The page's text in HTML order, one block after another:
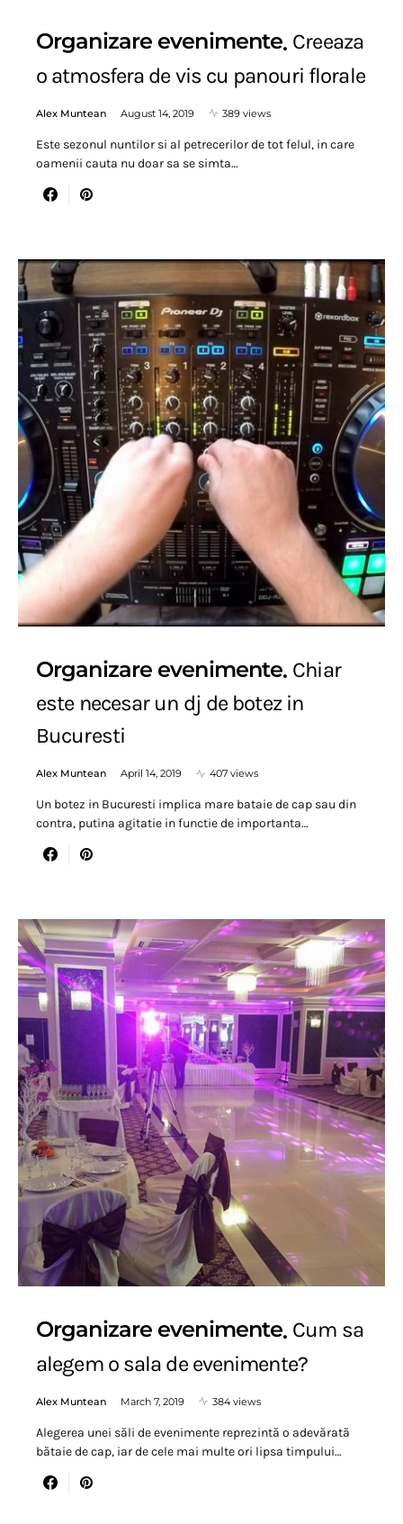
Organizare evenimente Creeaza
o atmosfera de vis cu panouri florale
Alex Muntean August 14, 2019 389 views
Este sezonul nuntilor si al petrecerilor de tot felul, in care
oamenii cauta nu doar sa se simta…
Organizare evenimente Chiar
este necesar un dj de botez in
Bucuresti
Alex Muntean April 14, 2019 407 views
Un botez in Bucuresti implica mare bataie de cap sau din
contra, putina agitatie in functie de importanta…
Organizare evenimente Cum sa
alegem o sala de evenimente?
Alex Muntean March 7, 2019 384 views
Alegerea unei săli de evenimente reprezintă o adevărată
bătaie de cap, iar de cele mai multe ori lipsa timpului…